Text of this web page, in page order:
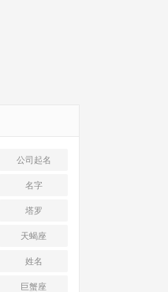
公司起名
名字
塔罗
天蝎座
姓名
巨蟹座